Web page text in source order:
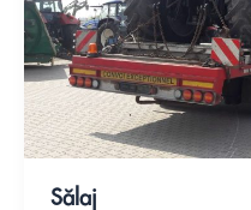
Sălaj